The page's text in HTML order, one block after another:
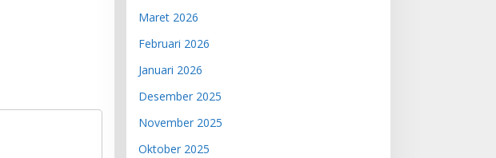
Maret 2026
Februari 2026
Januari 2026
Desember 2025
November 2025
Oktober 2025